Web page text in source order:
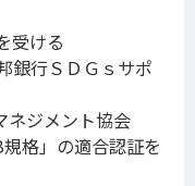
受ける
銀行ＳＤＧｓサポ
ネジメント協会
格」の適合認証を